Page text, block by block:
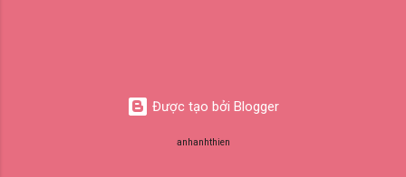
Được tạo bởi Blogger
anhanhthien